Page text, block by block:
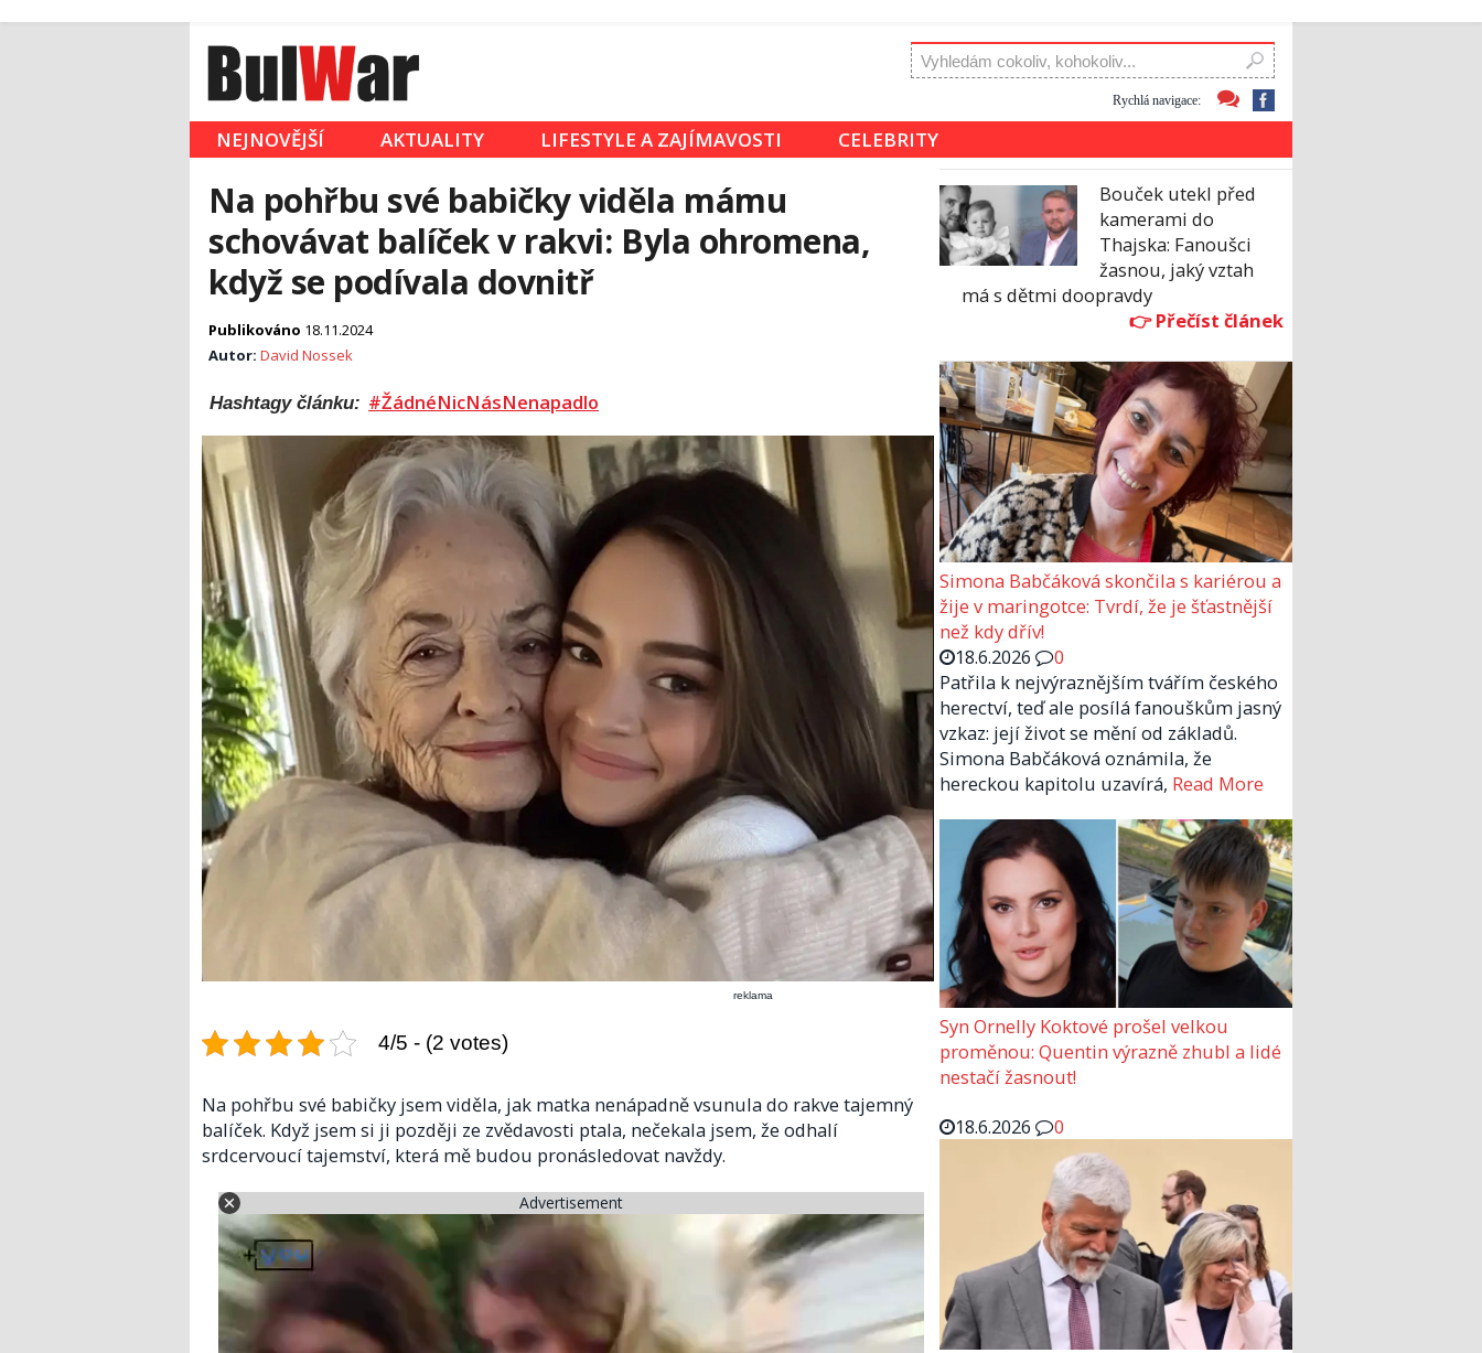
Rychlá navigace:
NEJNOVĚJŠÍ AKTUALITY LIFESTYLE A ZAJÍMAVOSTI CELEBRITY
Na pohřbu své babičky viděla mámu
schovávat balíček v rakvi: Byla ohromena,
když se podívala dovnitř
Publikováno 18.11.2024
Autor: David Nossek
Hashtagy článku: #ŽádnéNicNásNenapadlo
reklama
4/5 - (2 votes)
Na pohřbu své babičky jsem viděla, jak matka nenápadně vsunula do rakve tajemný
balíček. Když jsem si ji později ze zvědavosti ptala, nečekala jsem, že odhalí
srdcervoucí tajemství, která mě budou pronásledovat navždy.
Advertisement
Bouček utekl před
kamerami do
Thajska: Fanoušci
žasnou, jaký vztah
má s dětmi doopravdy
Simona Babčáková skončila s kariérou a
žije v maringotce: Tvrdí, že je šťastnější
než kdy dřív!
18.6.2026
0
Patřila k nejvýraznějším tvářím českého
herectví, teď ale posílá fanouškům jasný
vzkaz: její život se mění od základů.
Simona Babčáková oznámila, že
hereckou kapitolu uzavírá, Read More
Syn Ornelly Koktové prošel velkou
proměnou: Quentin výrazně zhubl a lidé
nestačí žasnout!
18.6.2026
0